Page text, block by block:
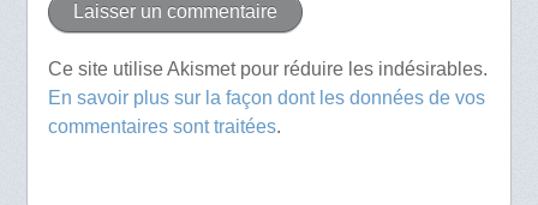
Ce site utilise Akismet pour réduire les indésirables.
En savoir plus sur la façon dont les données de vos
commentaires sont traitées.